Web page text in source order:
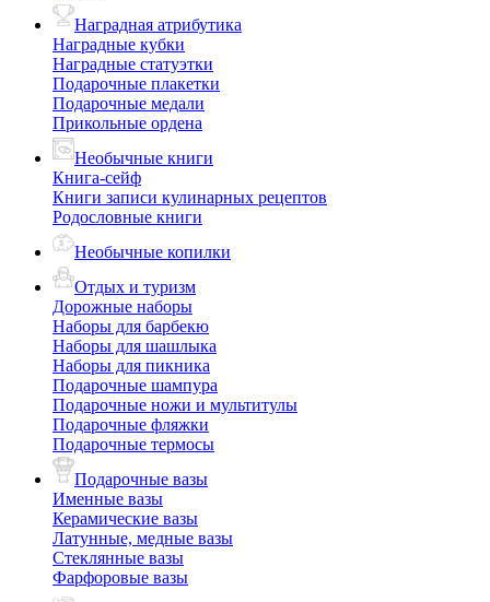
Наградная атрибутика
Наградные кубки
Наградные статуэтки
Подарочные плакетки
Подарочные медали
Прикольные ордена
Необычные книги
Книга-сейф
Книги записи кулинарных рецептов
Родословные книги
Необычные копилки
Отдых и туризм
Дорожные наборы
Наборы для барбекю
Наборы для шашлыка
Наборы для пикника
Подарочные шампура
Подарочные ножи и мультитулы
Подарочные фляжки
Подарочные термосы
Подарочные вазы
Именные вазы
Керамические вазы
Латунные, медные вазы
Стеклянные вазы
Фарфоровые вазы